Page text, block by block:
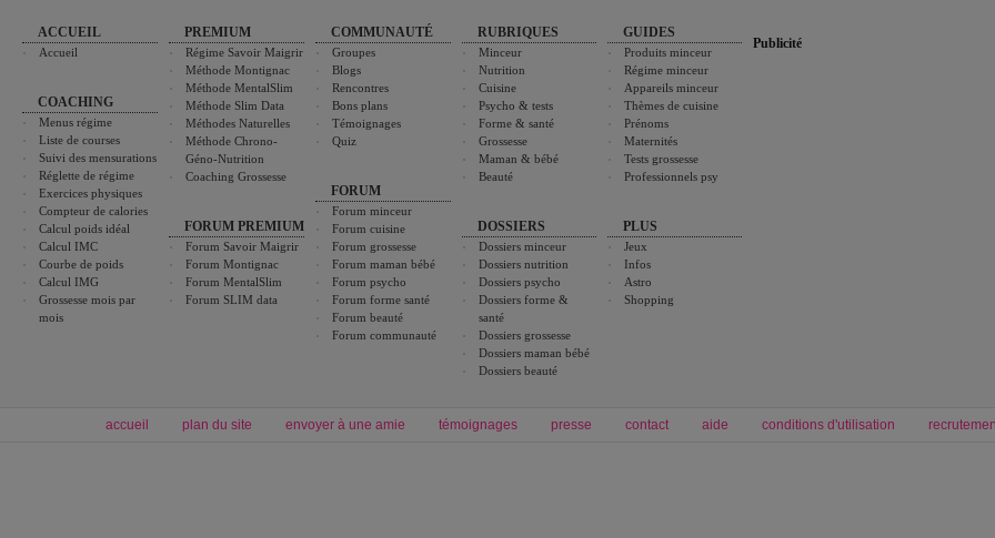
ACCUEIL
Accueil
COACHING
Menus régime
Liste de courses
Suivi des mensurations
Réglette de régime
Exercices physiques
Compteur de calories
Calcul poids idéal
Calcul IMC
Courbe de poids
Calcul IMG
Grossesse mois par
mois
PREMIUM
Régime Savoir Maigrir
Méthode Montignac
Méthode MentalSlim
Méthode Slim Data
Méthodes Naturelles
Méthode Chrono-
Géno-Nutrition
Coaching Grossesse
FORUM PREMIUM
Forum Savoir Maigrir
Forum Montignac
Forum MentalSlim
Forum SLIM data
COMMUNAUTÉ
Groupes
Blogs
Rencontres
Bons plans
Témoignages
Quiz
FORUM
Forum minceur
Forum cuisine
Forum grossesse
Forum maman bébé
Forum psycho
Forum forme santé
Forum beauté
Forum communauté
RUBRIQUES
Minceur
Nutrition
Cuisine
Psycho & tests
Forme & santé
Grossesse
Maman & bébé
Beauté
DOSSIERS
Dossiers minceur
Dossiers nutrition
Dossiers psycho
Dossiers forme &
santé
Dossiers grossesse
Dossiers maman bébé
Dossiers beauté
GUIDES
Produits minceur
Régime minceur
Appareils minceur
Thèmes de cuisine
Prénoms
Maternités
Tests grossesse
Professionnels psy
PLUS
Jeux
Infos
Astro
Shopping
Publicité
accueil plan du site envoyer à une amie témoignages presse contact aide conditions d'utilisation